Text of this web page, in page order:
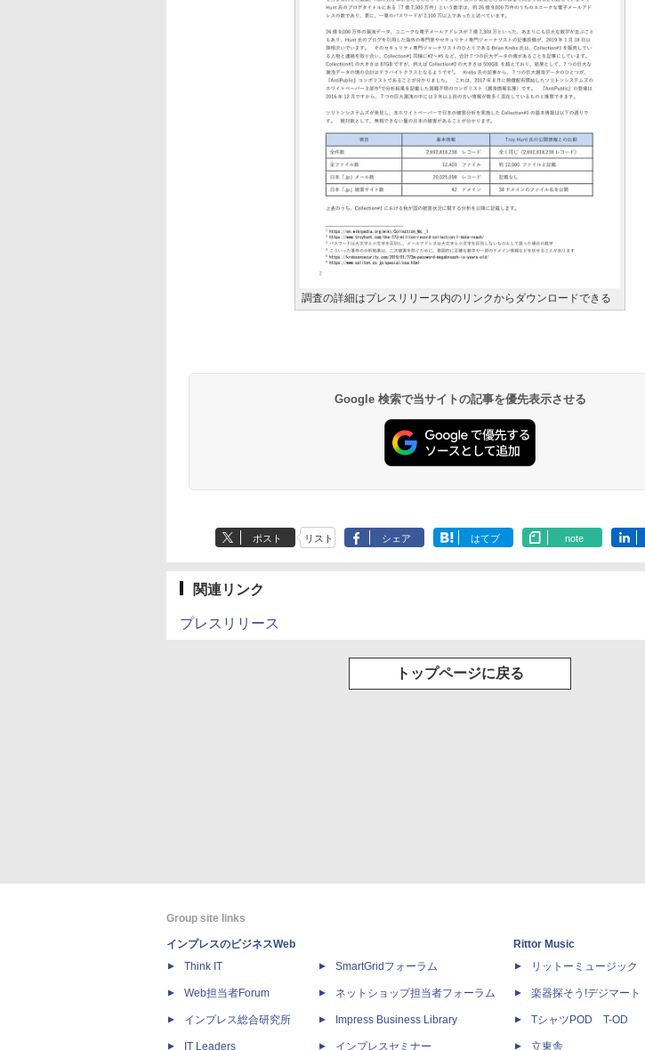
調査の詳細はプレスリリース内のリンクからダウンロードできる
Google 検索で当サイトの記事を優先表示させる
ポスト リスト シェア はてブ note
関連リンク
プレスリリース
トップページに戻る
Group site links
インプレスのビジネスWeb
Think IT
Web担当者Forum
インプレス総合研究所
IT Leaders
SmartGridフォーラム
ネットショップ担当者フォーラム
Impress Business Library
インプレスセミナー
Rittor Music
リットーミュージック
楽器探そう!デジマート
TシャツPOD T-OD
立東舎